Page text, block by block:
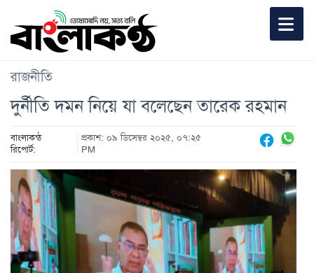
রাজনীতি
দুর্নীতি দমন নিয়ে যা বলেছেন তারেক রহমান
বাংলাকন্ঠ
রিপোর্ট:
প্রকাশ: ০৯ ডিসেম্বর ২০২৫, ০৭:২৫
PM